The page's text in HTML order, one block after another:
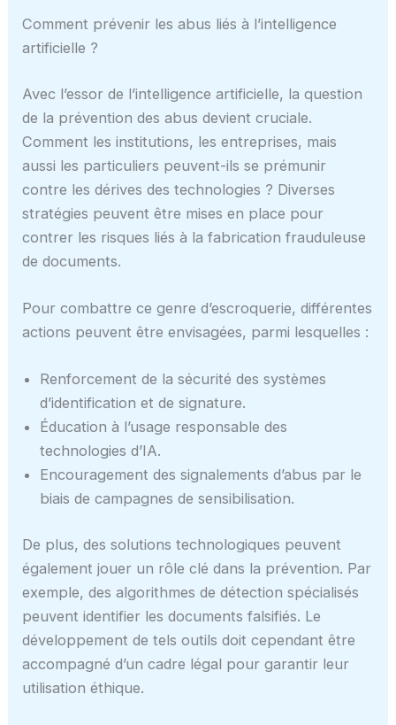
Comment prévenir les abus liés à l’intelligence
artificielle ?
Avec l’essor de l’intelligence artificielle, la question
de la prévention des abus devient cruciale.
Comment les institutions, les entreprises, mais
aussi les particuliers peuvent-ils se prémunir
contre les dérives des technologies ? Diverses
stratégies peuvent être mises en place pour
contrer les risques liés à la fabrication frauduleuse
de documents.
Pour combattre ce genre d’escroquerie, différentes
actions peuvent être envisagées, parmi lesquelles :
Renforcement de la sécurité des systèmes
d’identification et de signature.
Éducation à l’usage responsable des
technologies d’IA.
Encouragement des signalements d’abus par le
biais de campagnes de sensibilisation.
De plus, des solutions technologiques peuvent
également jouer un rôle clé dans la prévention. Par
exemple, des algorithmes de détection spécialisés
peuvent identifier les documents falsifiés. Le
développement de tels outils doit cependant être
accompagné d’un cadre légal pour garantir leur
utilisation éthique.